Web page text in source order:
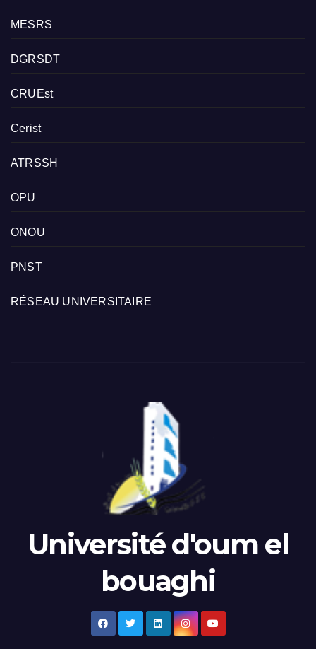
MESRS
DGRSDT
CRUEst
Cerist
ATRSSH
OPU
ONOU
PNST
RÉSEAU UNIVERSITAIRE
Université d'oum el
bouaghi